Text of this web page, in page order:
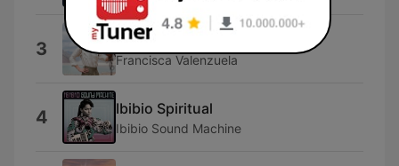
3 Corazón
Francisca Valenzuela
4 Ibibio Spiritual
Ibibio Sound Machine